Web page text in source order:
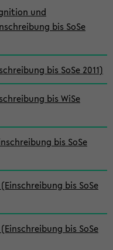
und
bis SoSe
bis SoSe 2011)
bis WiSe
bis SoSe
bis SoSe
bis SoSe